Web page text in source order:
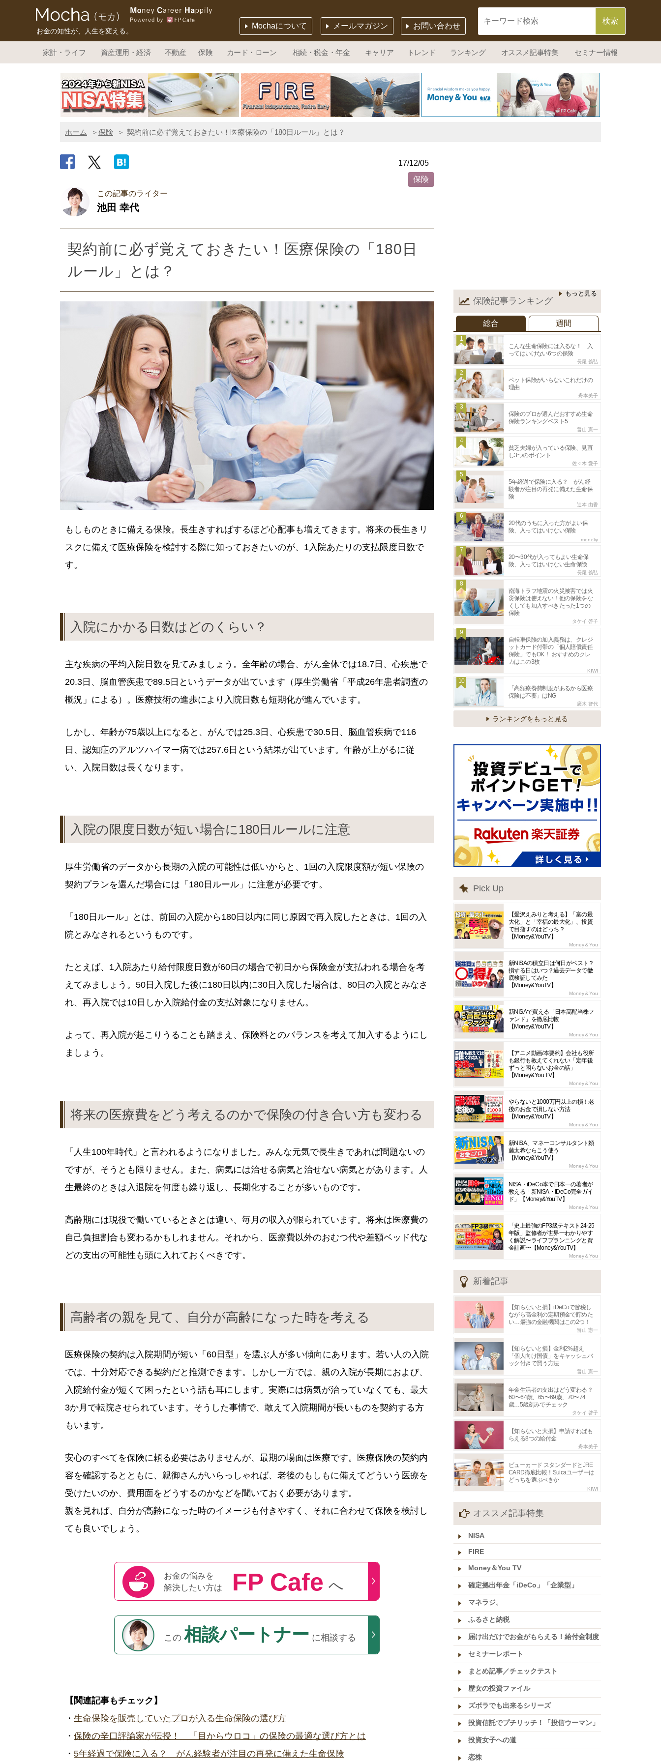
お金の知性が、人生を変える。
お問い合わせ
メールマガジン
Mochaについて
家計・ライフ 資産運用・経済 不動産 保険 カード・ローン 相続・税金・年金 キャリア トレンド ランキング オススメ記事特集 セミナー情報
ホーム 保険 契約前に必ず覚えておきたい！医療保険の「180日ルール」とは？
17/12/05
保険
この記事のライター
池田 幸代
契約前に必ず覚えておきたい！医療保険の「180日
ルール」とは？
もしものときに備える保険。長生きすればするほど心配事も増えてきます。将来の長生きリ
スクに備えて医療保険を検討する際に知っておきたいのが、1入院あたりの支払限度日数で
す。
入院にかかる日数はどのくらい？
主な疾病の平均入院日数を見てみましょう。全年齢の場合、がん全体では18.7日、心疾患で
20.3日、脳血管疾患で89.5日というデータが出ています（厚生労働省「平成26年患者調査の
概況」による）。医療技術の進歩により入院日数も短期化が進んでいます。
しかし、年齢が75歳以上になると、がんでは25.3日、心疾患で30.5日、脳血管疾病で116
日、認知症のアルツハイマー病では257.6日という結果が出ています。年齢が上がるに従
い、入院日数は長くなります。
入院の限度日数が短い場合に180日ルールに注意
厚生労働省のデータから長期の入院の可能性は低いからと、1回の入院限度額が短い保険の
契約プランを選んだ場合には「180日ルール」に注意が必要です。
「180日ルール」とは、前回の入院から180日以内に同じ原因で再入院したときは、1回の入
院とみなされるというものです。
たとえば、1入院あたり給付限度日数が60日の場合で初日から保険金が支払われる場合を考
えてみましょう。50日入院した後に180日以内に30日入院した場合は、80日の入院とみなさ
れ、再入院では10日しか入院給付金の支払対象になりません。
よって、再入院が起こりうることも踏まえ、保険料とのバランスを考えて加入するようにし
ましょう。
将来の医療費をどう考えるのかで保険の付き合い方も変わる
「人生100年時代」と言われるようになりました。みんな元気で長生きであれば問題ないの
ですが、そうとも限りません。また、病気には治せる病気と治せない病気とがあります。人
生最終のときは入退院を何度も繰り返し、長期化することが多いものです。
高齢期には現役で働いているときとは違い、毎月の収入が限られています。将来は医療費の
自己負担割合も変わるかもしれません。それから、医療費以外のおむつ代や差額ベッド代な
どの支出の可能性も頭に入れておくべきです。
高齢者の親を見て、自分が高齢になった時を考える
医療保険の契約は入院期間が短い「60日型」を選ぶ人が多い傾向にあります。若い人の入院
では、十分対応できる契約だと推測できます。しかし一方では、親の入院が長期におよび、
入院給付金が短くて困ったという話も耳にします。実際には病気が治っていなくても、最大
3か月で転院させられています。そうした事情で、敢えて入院期間が長いものを契約する方
もいます。
安心のすべてを保険に頼る必要はありませんが、最期の場面は医療です。医療保険の契約内
容を確認するとともに、親御さんがいらっしゃれば、老後のもしもに備えてどういう医療を
受けたいのか、費用面をどうするのかなどを聞いておく必要があります。
親を見れば、自分が高齢になった時のイメージも付きやすく、それに合わせて保険を検討し
ても良いでしょう。
お金の悩みを
解決したい方は
FP Cafe へ
この 相談パートナー に相談する
【関連記事もチェック】
・ 生命保険を販売していたプロが入る生命保険の選び方
・ 保険の辛口評論家が伝授！ 「目からウロコ」の保険の最適な選び方とは
・ 5年経過で保険に入る？ がん経験者が注目の再発に備えた生命保険
保険記事ランキング
もっと見る
総合 週間
1
こんな生命保険には入るな！ 入
ってはいけない6つの保険
長尾 義弘
2
ペット保険がいらないこれだけの
理由
舟本美子
3
保険のプロが選んだおすすめ生命
保険ランキングベスト5
畠山 憲一
4
貧乏夫婦が入っている保険、見直
し3つのポイント
佐々木 愛子
5
5年経過で保険に入る？ がん経
験者が注目の再発に備えた生命保
険
辻本 由香
6
20代のうちに入った方がよい保
険、入ってはいけない保険
moneliy
7
20〜30代が入ってもよい生命保
険、入ってはいけない生命保険
長尾 義弘
8
南海トラフ地震の火災被害では火
災保険は使えない！他の保険をな
くしても加入すべきたった1つの
保険
タケイ 啓子
9
自転車保険の加入義務は、クレジ
ットカード付帯の「個人賠償責任
保険」でもOK！ おすすめのクレ
カはこの3枚
KIWI
10
「高額療養費制度があるから医療
保険は不要」はNG
廣木 智代
ランキングをもっと見る
Pick Up
【愛沢えみりと考える】「富の最
大化」と「幸福の最大化」、投資
で目指すのはどっち？
【Money&YouTV】
Money＆You
新NISAの積立日は何日がベスト？
損する日はいつ？過去データで徹
底検証してみた
【Money&YouTV】
Money＆You
新NISAで買える「日本高配当株フ
ァンド」を徹底比較
【Money&YouTV】
Money＆You
【アニメ動画/本要約】会社も役所
も銀行も教えてくれない「定年後
ずっと困らないお金の話」
【Money&You TV】
Money＆You
やらないと1000万円以上の損！老
後のお金で損しない方法
【Money&YouTV】
Money＆You
新NISA、マネーコンサルタント頼
藤太希ならこう使う
【Money&YouTV】
Money＆You
NISA・iDeCo本で日本一の著者が
教える「新NISA・iDeCo完全ガイ
ド」【Money&YouTV】
Money＆You
「史上最強のFP3級テキスト24-25
年版」監修者が世界一わかりやす
く解説〜ライフプランニングと資
金計画〜【Money&YouTV】
Money＆You
新着記事
【知らないと損】iDeCoで節税し
ながら高金利の定期預金で貯めた
い…最強の金融機関はこの2つ！
畠山 憲一
【知らないと損】金利2%超え
「個人向け国債」をキャッシュバ
ック付きで買う方法
畠山 憲一
年金生活者の支出はどう変わる？
60〜64歳、65〜69歳、70〜74
歳…5歳刻みでチェック
タケイ 啓子
【知らないと大損】申請すればも
らえる8つの給付金
舟本美子
ビューカード スタンダードとJRE
CARD徹底比較！Suicaユーザーは
どっちを選ぶべきか
KIWI
オススメ記事特集
NISA
FIRE
Money＆You TV
確定拠出年金「iDeCo」「企業型」
マネラジ。
ふるさと納税
届け出だけでお金がもらえる！給付金制度
セミナーレポート
まとめ記事／チェックテスト
歴女の投資ファイル
ズボラでも出来るシリーズ
投資信託でプチリッチ！「投信ウーマン」
投資女子への道
恋株